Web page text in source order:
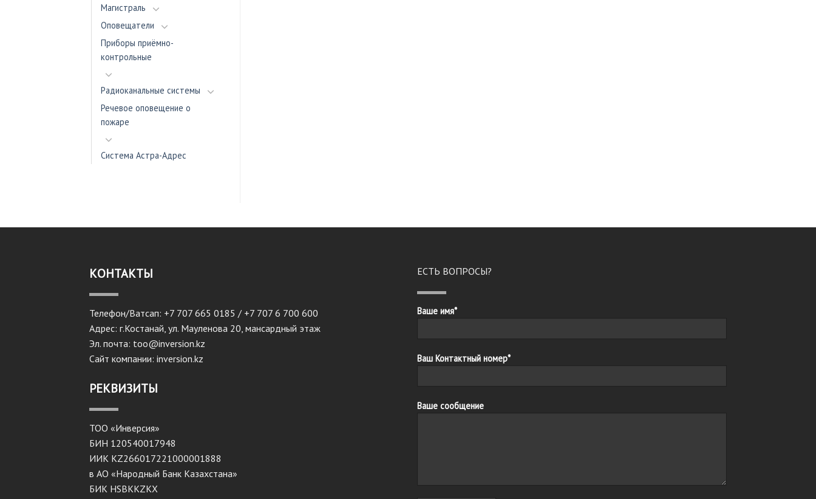
Магистраль
Оповещатели
Приборы приёмно-
контрольные
Радиоканальные системы
Речевое оповещение о
пожаре
Система Астра-Адрес
КОНТАКТЫ
Телефон/Ватсап: +7 707 665 0185 / +7 707 6 700 600
Адрес: г.Костанай, ул. Мауленова 20, мансардный этаж
Эл. почта: too@inversion.kz
Сайт компании: inversion.kz
РЕКВИЗИТЫ
ТОО «Инверсия»
БИН 120540017948
ИИК KZ266017221000001888
в АО «Народный Банк Казахстана»
БИК HSBKKZKX
ЕСТЬ ВОПРОСЫ?
Ваше имя*
Ваш Контактный номер*
Ваше сообщение